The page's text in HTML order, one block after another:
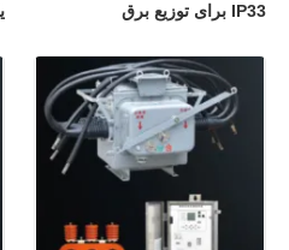
IP33 برای توزیع برق